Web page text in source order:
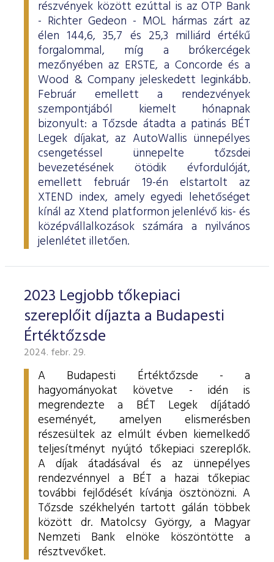
részvények között ezúttal is az OTP Bank
- Richter Gedeon - MOL hármas zárt az
élen 144,6, 35,7 és 25,3 milliárd értékű
forgalommal, míg a brókercégek
mezőnyében az ERSTE, a Concorde és a
Wood & Company jeleskedett leginkább.
Február emellett a rendezvények
szempontjából kiemelt hónapnak
bizonyult: a Tőzsde átadta a patinás BÉT
Legek díjakat, az AutoWallis ünnepélyes
csengetéssel ünnepelte tőzsdei
bevezetésének ötödik évfordulóját,
emellett február 19-én elstartolt az
XTEND index, amely egyedi lehetőséget
kínál az Xtend platformon jelenlévő kis- és
középvállalkozások számára a nyilvános
jelenlétet illetően.
2023 Legjobb tőkepiaci
szereplőit díjazta a Budapesti
Értéktőzsde
2024. febr. 29.
A Budapesti Értéktőzsde - a
hagyományokat követve - idén is
megrendezte a BÉT Legek díjátadó
eseményét, amelyen elismerésben
részesültek az elmúlt évben kiemelkedő
teljesítményt nyújtó tőkepiaci szereplők.
A díjak átadásával és az ünnepélyes
rendezvénnyel a BÉT a hazai tőkepiac
további fejlődését kívánja ösztönözni. A
Tőzsde székhelyén tartott gálán többek
között dr. Matolcsy György, a Magyar
Nemzeti Bank elnöke köszöntötte a
résztvevőket.